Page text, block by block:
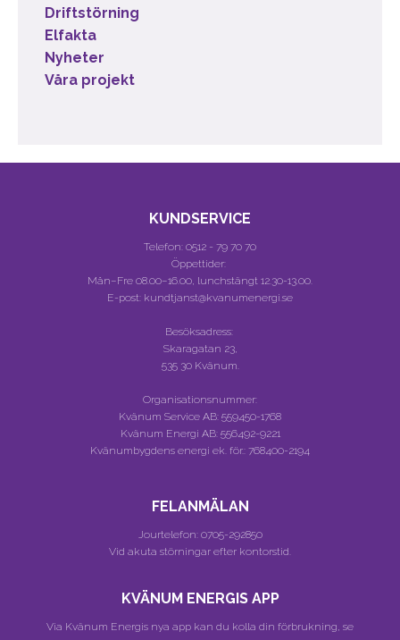
Driftstörning
Elfakta
Nyheter
Våra projekt
KUNDSERVICE
Telefon: 0512 - 79 70 70
Öppettider:
Mån–Fre 08.00–16.00, lunchstängt 12.30-13.00.
E-post: kundtjanst@kvanumenergi.se
Besöksadress:
Skaragatan 23,
535 30 Kvänum.
Organisationsnummer:
Kvänum Service AB: 559450-1768
Kvänum Energi AB: 556492-9221
Kvänumbygdens energi ek. för.: 768400-2194
FELANMÄLAN
Jourtelefon: 0705-292850
Vid akuta störningar efter kontorstid.
KVÄNUM ENERGIS APP
Via Kvänum Energis nya app kan du kolla din förbrukning, se